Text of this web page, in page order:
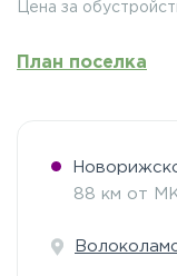
Цена за
План поселка
88 км от